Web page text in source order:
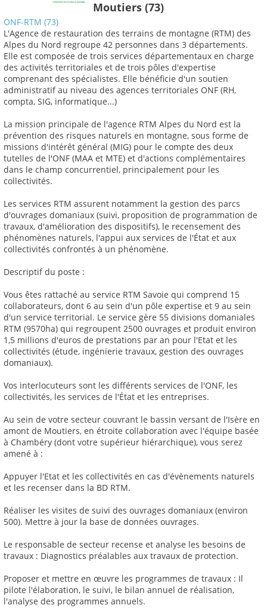
Moutiers (73)
ONF-RTM (73)
L'Agence de restauration des terrains de montagne (RTM) des
Alpes du Nord regroupe 42 personnes dans 3 départements.
Elle est composée de trois services départementaux en charge
des activités territoriales et de trois pôles d'expertise
comprenant des spécialistes. Elle bénéficie d'un soutien
administratif au niveau des agences territoriales ONF (RH,
compta, SIG, informatique...)
La mission principale de l'agence RTM Alpes du Nord est la
prévention des risques naturels en montagne, sous forme de
missions d'intérêt général (MIG) pour le compte des deux
tutelles de l'ONF (MAA et MTE) et d'actions complémentaires
dans le champ concurrentiel, principalement pour les
collectivités.
Les services RTM assurent notamment la gestion des parcs
d'ouvrages domaniaux (suivi, proposition de programmation de
travaux, d'amélioration des dispositifs), le recensement des
phénomènes naturels, l'appui aux services de l'État et aux
collectivités confrontés à un phénomène.
Descriptif du poste :
Vous êtes rattaché au service RTM Savoie qui comprend 15
collaborateurs, dont 6 au sein d'un pôle expertise et 9 au sein
d'un service territorial. Le service gère 55 divisions domaniales
RTM (9570ha) qui regroupent 2500 ouvrages et produit environ
1,5 millions d'euros de prestations par an pour l'Etat et les
collectivités (étude, ingénierie travaux, gestion des ouvrages
domaniaux).
Vos interlocuteurs sont les différents services de l'ONF, les
collectivités, les services de l'État et les entreprises.
Au sein de votre secteur couvrant le bassin versant de l'Isère en
amont de Moutiers, en étroite collaboration avec l'équipe basée
à Chambéry (dont votre supérieur hiérarchique), vous serez
amené à :
Appuyer l'Etat et les collectivités en cas d'évènements naturels
et les recenser dans la BD RTM.
Réaliser les visites de suivi des ouvrages domaniaux (environ
500). Mettre à jour la base de données ouvrages.
Le responsable de secteur recense et analyse les besoins de
travaux : Diagnostics préalables aux travaux de protection.
Proposer et mettre en œuvre les programmes de travaux : Il
pilote l'élaboration, le suivi, le bilan annuel de réalisation,
l'analyse des programmes annuels.